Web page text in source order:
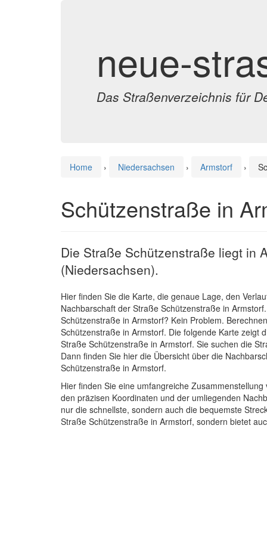
neue-
Das Straßenverzeichnis für
Home › Niedersachsen › Armstorf ›
Schützenstraße in
Die Straße Schützenstraße liegt in
(Niedersachsen).
Hier finden Sie die Karte, die genaue Lage, den
Nachbarschaft der Straße Schützenstraße in
Schützenstraße in Armstorf? Kein Problem.
Schützenstraße in Armstorf. Die folgende Karte zeigt
Straße Schützenstraße in Armstorf. Sie suchen die
Dann finden Sie hier die Übersicht über die
Schützenstraße in Armstorf.
Hier finden Sie eine umfangreiche
den präzisen Koordinaten und der umliegenden
nur die schnellste, sondern auch die bequemste
Straße Schützenstraße in Armstorf, sondern bietet